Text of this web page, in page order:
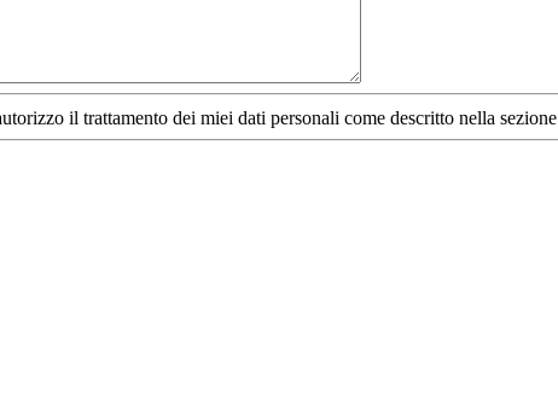
il trattamento dei miei dati personali come descritto nella sezione